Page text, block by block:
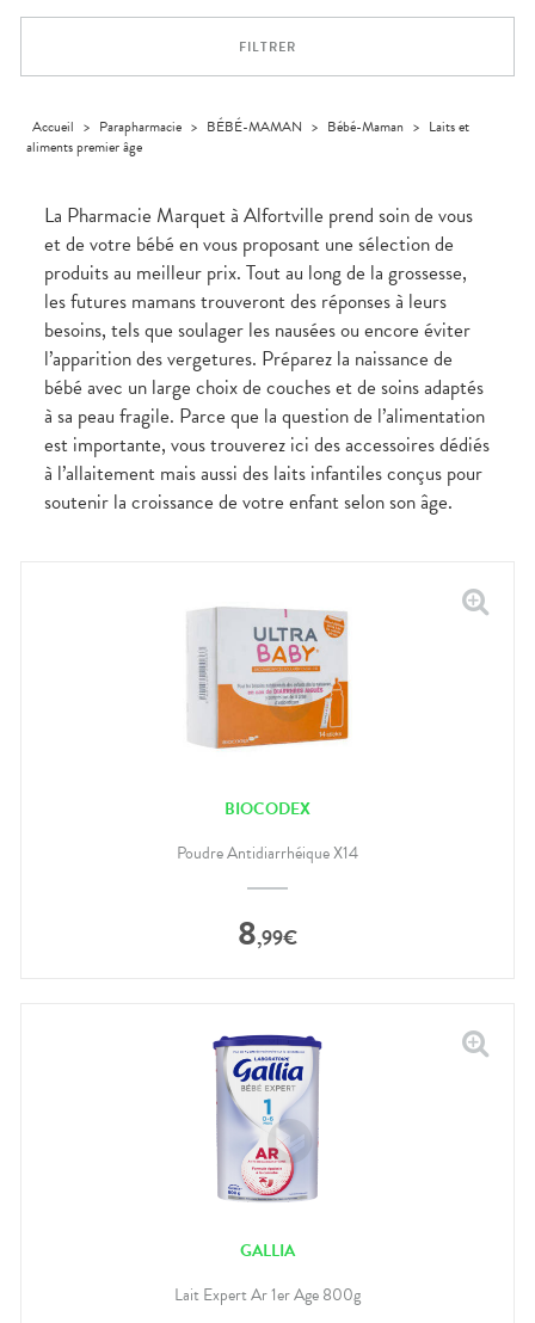
médicaux
APPLICATION
FILTRER
Accueil > Parapharmacie > BÉBÉ-MAMAN > Bébé-Maman > Laits et
aliments premier âge
La Pharmacie Marquet à Alfortville prend soin de vous
et de votre bébé en vous proposant une sélection de
produits au meilleur prix. Tout au long de la grossesse,
les futures mamans trouveront des réponses à leurs
besoins, tels que soulager les nausées ou encore éviter
l’apparition des vergetures. Préparez la naissance de
bébé avec un large choix de couches et de soins adaptés
à sa peau fragile. Parce que la question de l’alimentation
est importante, vous trouverez ici des accessoires dédiés
à l’allaitement mais aussi des laits infantiles conçus pour
soutenir la croissance de votre enfant selon son âge.
BIOCODEX
Poudre Antidiarrhéique X14
8,99€
GALLIA
Lait Expert Ar 1er Age 800g